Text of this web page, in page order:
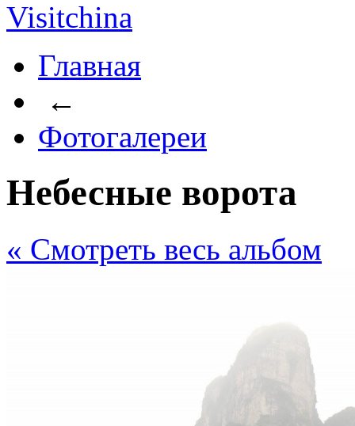
Главная
←
Фотогалереи
Небесные ворота
« Cмотреть весь альбом